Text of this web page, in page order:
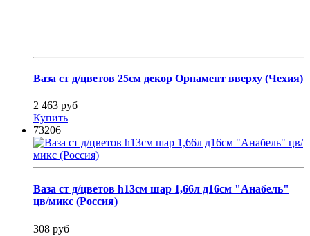
Ваза ст д/цветов 25см декор Орнамент вверху (Чехия)
2 463 руб
Купить
73206
Ваза ст д/цветов h13см шар 1,66л д16см "Анабель"
цв/микс (Россия)
308 руб